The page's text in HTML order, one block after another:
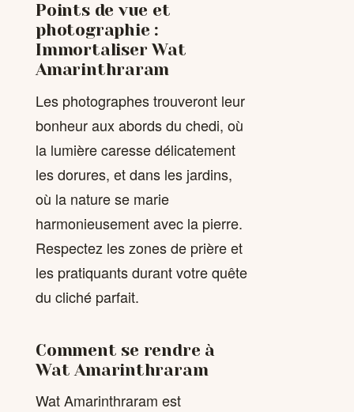
Points de vue et
photographie :
Immortaliser Wat
Amarinthraram
Les photographes trouveront leur
bonheur aux abords du chedi, où
la lumière caresse délicatement
les dorures, et dans les jardins,
où la nature se marie
harmonieusement avec la pierre.
Respectez les zones de prière et
les pratiquants durant votre quête
du cliché parfait.
Comment se rendre à
Wat Amarinthraram
Wat Amarinthraram est